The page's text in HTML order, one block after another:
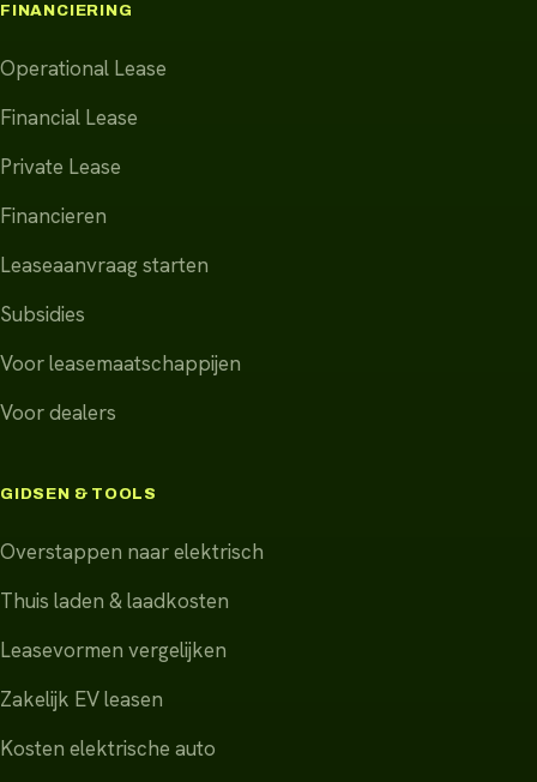
FINANCIERING
Operational Lease
Financial Lease
Private Lease
Financieren
Leaseaanvraag starten
Subsidies
Voor leasemaatschappijen
Voor dealers
GIDSEN & TOOLS
Overstappen naar elektrisch
Thuis laden & laadkosten
Leasevormen vergelijken
Zakelijk EV leasen
Kosten elektrische auto